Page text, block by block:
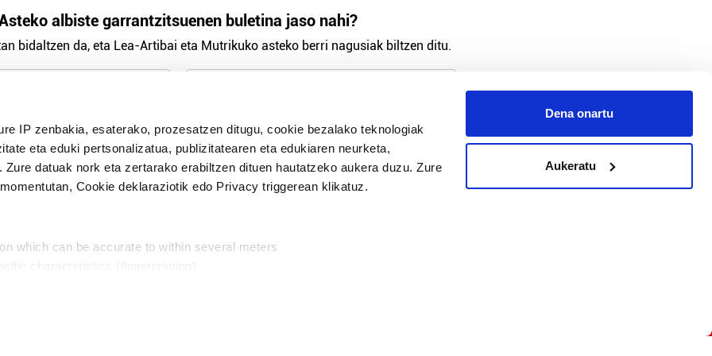
IP zenbakia, esaterako, prozesatzen ditugu, cookie bezalako teknologiak
eta eduki pertsonalizatua, publizitatearen eta edukiaren neurketa,
datuak nork eta zertarako erabiltzen dituen hautatzeko aukera duzu. Zure
Cookie deklaraziotik edo Privacy triggerean klikatuz.
which can be accurate to within several meters
Dena onartu
Aukeratu
albiste garrantzitsuenen buletina jaso nahi?
bidaltzen da, eta Lea-Artibai eta Mutrikuko asteko berri nagusiak biltzen ditu.
Harpidetu
modu librean kontatzea da gure eginkizuna. Horretarako zure ekarpena